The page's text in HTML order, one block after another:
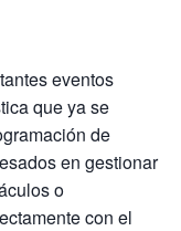
eventos
que ya se
de
​​en gestionar
o
con el